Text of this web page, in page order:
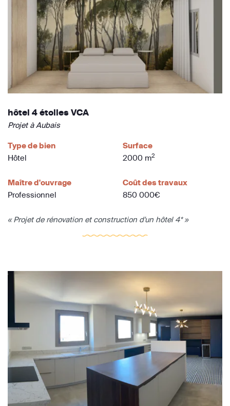
hôtel 4 étoiles VCA
Projet à Aubais
Type de bien
Hôtel
Surface
2000 m2
Maître d'ouvrage
Professionnel
Coût des travaux
850 000€
« Projet de rénovation et construction d'un hôtel 4* »